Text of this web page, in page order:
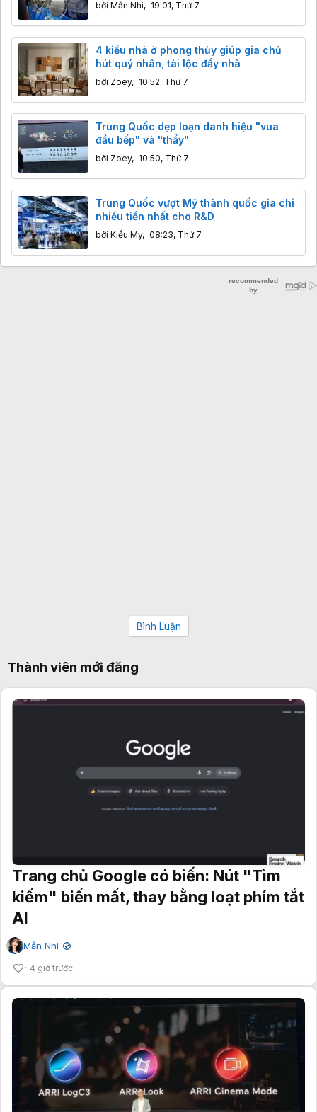
bởi Mẫn Nhi, 19:01, Thứ 7
4 kiểu nhà ở phong thủy giúp gia chủ
hút quý nhân, tài lộc đầy nhà
bởi Zoey, 10:52, Thứ 7
Trung Quốc dẹp loạn danh hiệu "vua
đầu bếp" và "thầy"
bởi Zoey, 10:50, Thứ 7
Trung Quốc vượt Mỹ thành quốc gia chi
nhiều tiền nhất cho R&D
bởi Kiều My, 08:23, Thứ 7
Bình Luận
Thành viên mới đăng
Trang chủ Google có biến: Nút "Tìm
kiếm" biến mất, thay bằng loạt phím tắt
AI
Mẫn Nhi ✔
4 giờ trước